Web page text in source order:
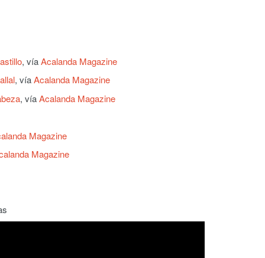
, víaAcalanda Magazine
, víaAcalanda Magazine
, víaAcalanda Magazine
Magazine
Magazine